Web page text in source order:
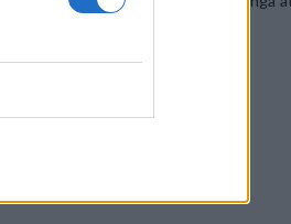
risposta di 25 cent (+ IVA)